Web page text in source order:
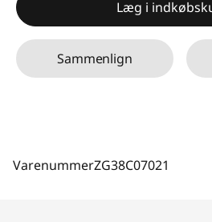
Læg i
Sammenlign
VarenummerZG38C07021